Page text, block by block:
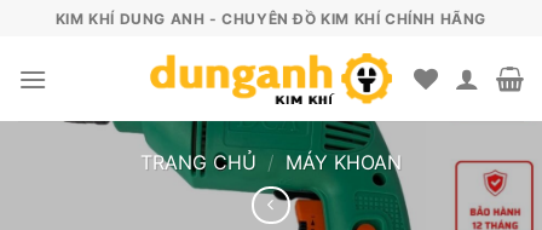
content
KIM KHÍ DUNG ANH - CHUYÊN ĐỒ KIM KHÍ CHÍNH HÃNG
TRANG CHỦ / MÁY KHOAN